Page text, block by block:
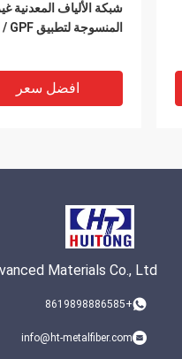
شبكة الألياف المعدنية
المنسوجة لتطبيق DPF / GPF
افضل سعر
Materials Co., Ltd.
+8619898886585
info@ht-metalfiber.com